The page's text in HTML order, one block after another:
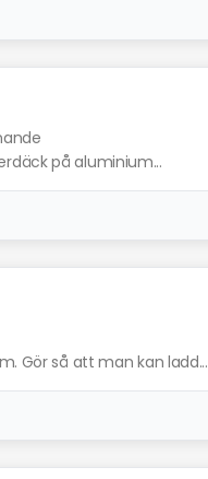
på aluminium...
Gör så att man kan ladd...